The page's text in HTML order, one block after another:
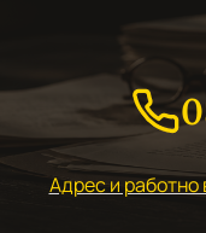
Адрес и работно